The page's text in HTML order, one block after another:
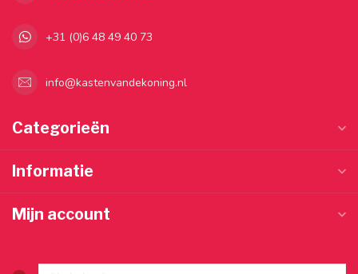
+31 (0)6 48 49 40 73
info@kastenvandekoning.nl
Categorieën
Informatie
Mijn account